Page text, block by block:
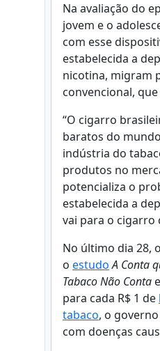
Na avaliação do
jovem e o
com esse
estabelecida a
nicotina, migram
convencional,
“O cigarro
baratos do
indústria do
produtos no
potencializa o
estabelecida a
vai para o cigarro
No último dia 28,
o estudo A Conta
Tabaco Não Conta
para cada R$ 1 de
tabaco, o
com doenças